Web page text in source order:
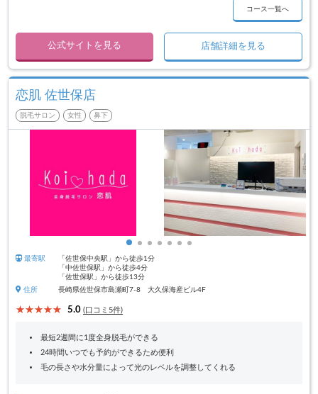
コース一覧へ
公式サイトを見る 店舗詳細を見る
恋肌 佐世保店
脱毛サロン 女性 鼻下
最寄駅
「佐世保中央駅」から徒歩1分
「中佐世保駅」から徒歩4分
「佐世保駅」から徒歩13分
住所
長崎県佐世保市島瀬町7-8 大久保海産ビル4F
5.0 (口コミ5件)
最短2週間に1度全身脱毛ができる
24時間いつでも予約ができるため便利
毛の長さや水分量によって光のレベルを調整してくれる